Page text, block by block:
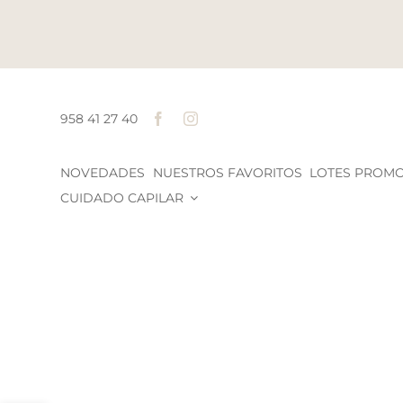
958 41 27 40
NOVEDADES NUESTROS FAVORITOS LOTES
CUIDADO CAPILAR